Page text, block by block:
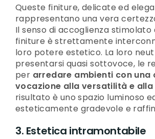
Queste finiture, delicate ed
rappresentano una vera
Il senso di accoglienza stimolato
finiture è strettamente
loro potere estetico. La loro
presentarsi quasi sottovoce, le
per arredare ambienti con una
vocazione alla versatilità e
risultato è uno spazio luminoso
esteticamente gradevole e
3. Estetica intramontabile